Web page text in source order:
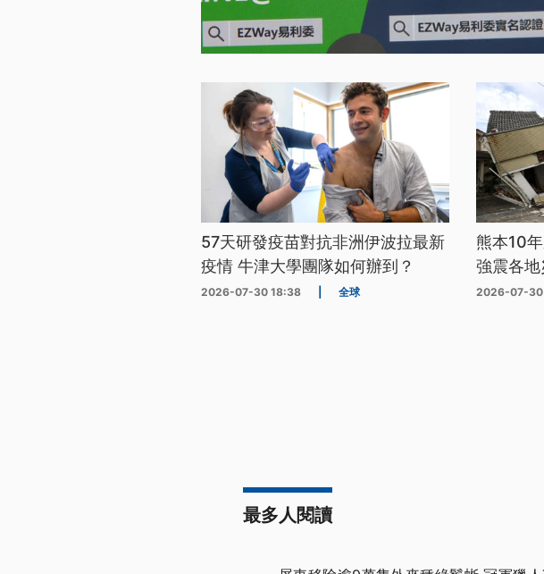
57天研發疫苗對抗非洲伊波拉最新
疫情 牛津大學團隊如何辦到？
2026-07-30 18:38 全球
熊本10
強震各地
2026-07-30
最多人閱讀